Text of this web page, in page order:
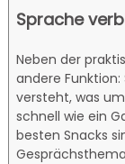
Sprache
Neben der
andere
versteht, was
schnell wie ein
besten Snacks